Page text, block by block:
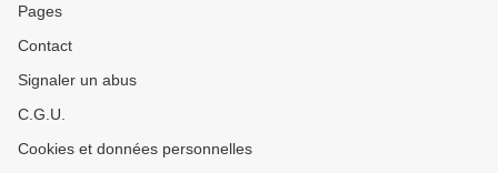
Pages
Contact
Signaler un abus
C.G.U.
Cookies et données personnelles